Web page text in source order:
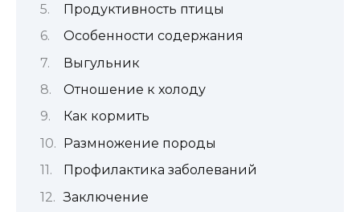
Продуктивность птицы
Особенности содержания
Выгульник
Отношение к холоду
Как кормить
Размножение породы
Профилактика заболеваний
Заключение